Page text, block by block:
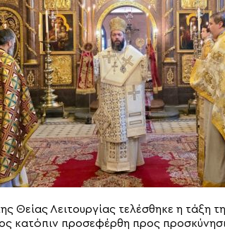
Θείας Λειτουργίας τελέσθηκε η τάξη
κατόπιν προσεφέρθη προς